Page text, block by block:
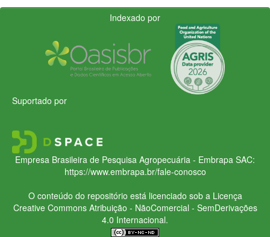
Indexado por
Suportado por
Empresa Brasileira de Pesquisa Agropecuária - Embrapa SAC:
https://www.embrapa.br/fale-conosco
O conteúdo do repositório está licenciado sob a Licença
Creative CommonsAtribuição - NãoComercial - SemDerivações
4.0 Internacional.